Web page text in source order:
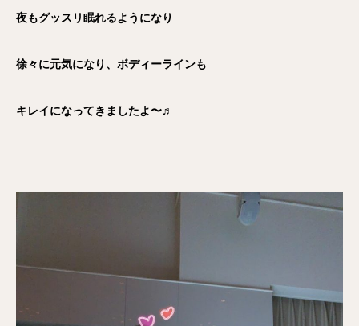
夜もグッスリ眠れるようになり
徐々に元気になり、ボディーラインも
キレイになってきましたよ〜♬